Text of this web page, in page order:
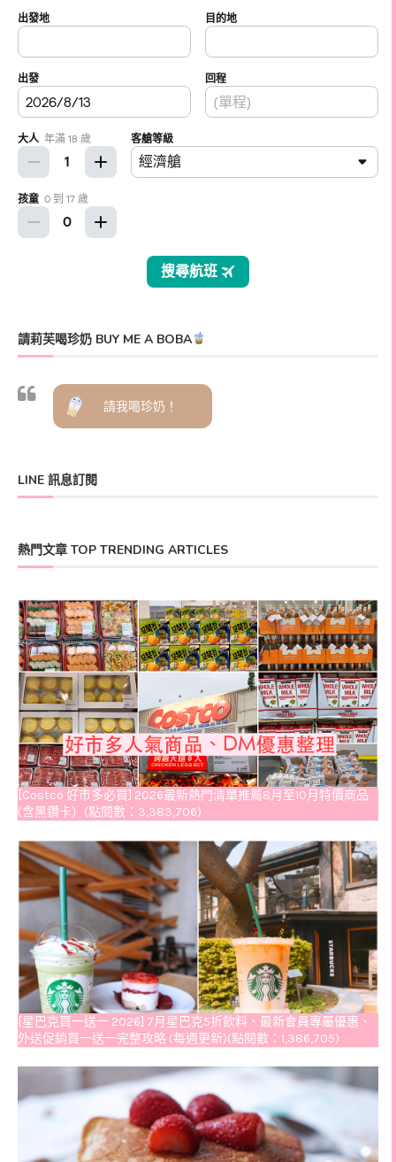
請莉芙喝珍奶 BUY ME A BOBA
請我喝珍奶！
LINE 訊息訂閱
熱門文章 TOP TRENDING ARTICLES
[Costco 好市多必買] 2026最新熱門清單推薦8月至10月特價商品
(含黑鑽卡）(點閱數：3,383,706)
[星巴克買一送一 2026] 7月星巴克5折飲料、最新會員專屬優惠、
外送促銷買一送一完整攻略 (每週更新)(點閱數：1,386,705)